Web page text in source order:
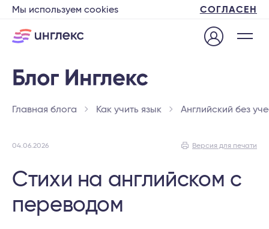
Мы используем cookies СОГЛАСЕН
Главная блога Как учить язык Английский без
04.06.2026 Версия для печати
Стихи на английском с
переводом